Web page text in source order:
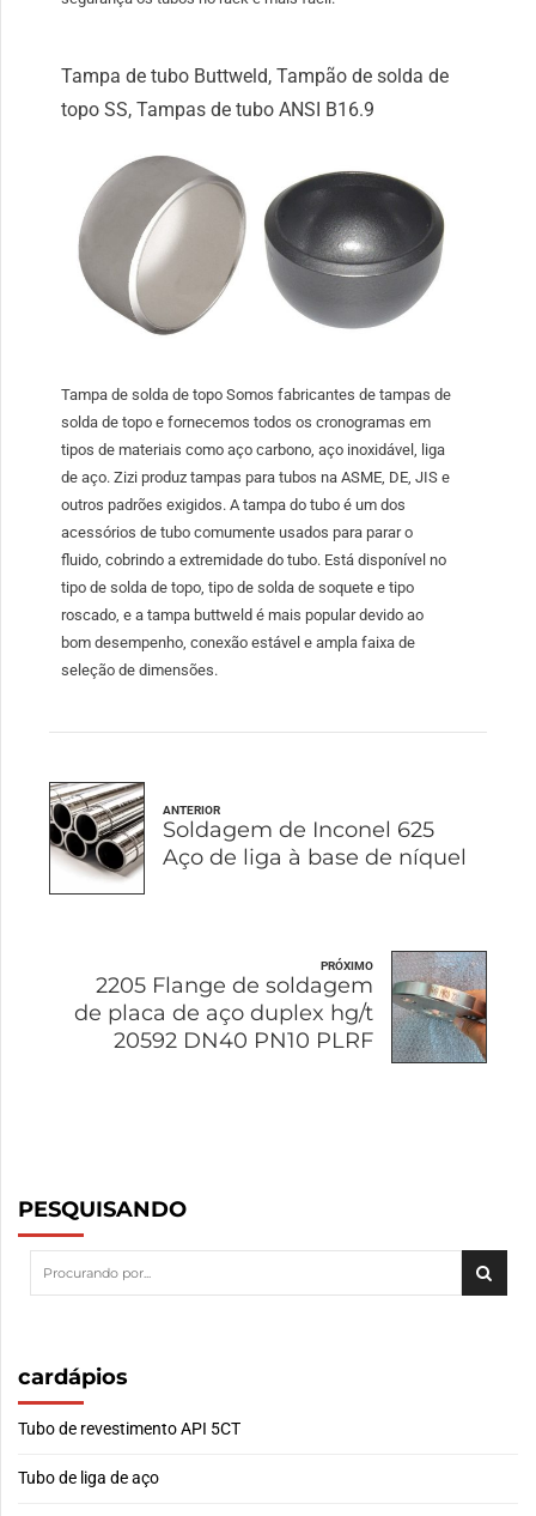
Tampa de tubo Buttweld, Tampão de solda de
topo SS, Tampas de tubo ANSI B16.9
Tampa de solda de topo Somos fabricantes de tampas de
solda de topo e fornecemos todos os cronogramas em
tipos de materiais como aço carbono, aço inoxidável, liga
de aço. Zizi produz tampas para tubos na ASME, DE, JIS e
outros padrões exigidos. A tampa do tubo é um dos
acessórios de tubo comumente usados ​​para parar o
fluido, cobrindo a extremidade do tubo. Está disponível no
tipo de solda de topo, tipo de solda de soquete e tipo
roscado, e a tampa buttweld é mais popular devido ao
bom desempenho, conexão estável e ampla faixa de
seleção de dimensões.
ANTERIOR
Soldagem de Inconel 625
Aço de liga à base de níquel
PRÓXIMO
2205 Flange de soldagem
de placa de aço duplex hg/t
20592 DN40 PN10 PLRF
PESQUISANDO
cardápios
Tubo de revestimento API 5CT
Tubo de liga de aço